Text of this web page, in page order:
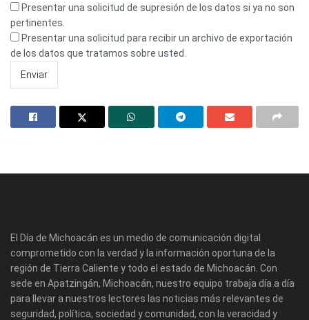
Presentar una solicitud de supresión de los datos si ya no son
pertinentes.
Presentar una solicitud para recibir un archivo de exportación
de los datos que tratamos sobre usted.
El Día de Michoacán es un medio de comunicación digital
comprometido con la verdad y la información oportuna de la
región de Tierra Caliente y todo el estado de Michoacán. Con
sede en Apatzingán, Michoacán, nuestro equipo trabaja día a día
para llevar a nuestros lectores las noticias más relevantes de
seguridad, política, sociedad y comunidad, con la veracidad y